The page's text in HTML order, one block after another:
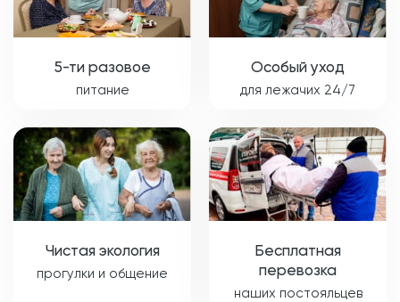
5-ти разовое
питание
Особый уход
для лежачих 24/7
Чистая экология
прогулки и общение
Бесплатная
перевозка
наших постояльцев